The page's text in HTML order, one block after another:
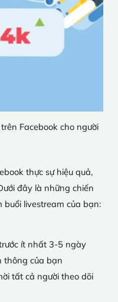
Facebook cho người
thực sự hiệu quả,
đây là những chiến
livestream của bạn:
ít nhất 3-5 ngày
thông của bạn
tất cả người theo dõi